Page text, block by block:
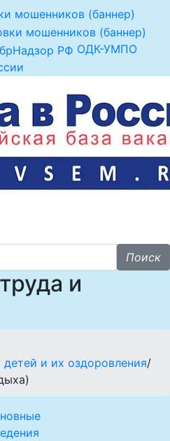
мошенников (баннер)
ОДК-УМПО
Поиск
и
и их оздоровления/